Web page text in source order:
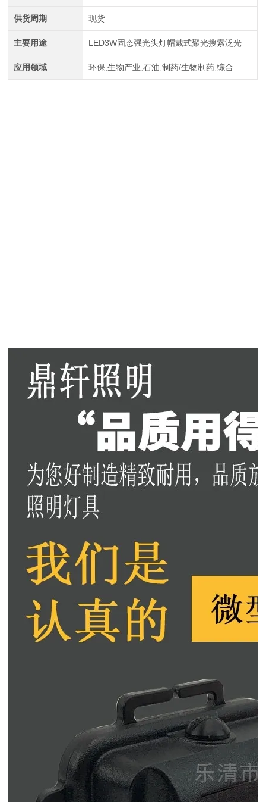
供货周期 现货
主要用途 LED3W固态强光头灯帽戴式聚光搜索泛光
应用领域 环保,生物产业,石油,制药/生物制药,综合